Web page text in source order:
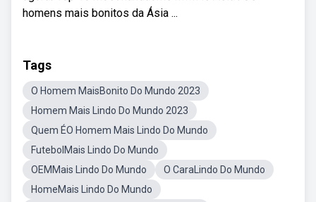
homens mais bonitos da Ásia ...
Tags
O Homem MaisBonito Do Mundo 2023
Homem Mais Lindo Do Mundo 2023
Quem ÉO Homem Mais Lindo Do Mundo
FutebolMais Lindo Do Mundo
OEMMais Lindo Do Mundo
O CaraLindo Do Mundo
HomeMais Lindo Do Mundo